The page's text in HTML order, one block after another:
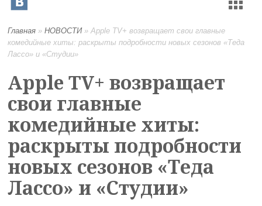
Главная »НОВОСТИ»Apple TV+ возвращает свои главные
комедийные хиты: раскрыты подробности новых сезонов «Теда
Лассо» и «Студии»
Apple TV+ возвращает
свои главные
комедийные хиты:
раскрыты подробности
новых сезонов «Теда
Лассо» и «Студии»